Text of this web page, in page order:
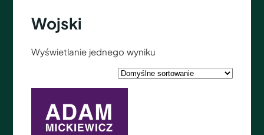
Wojski
Wyświetlanie jednego wyniku